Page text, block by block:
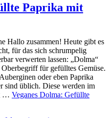
Paprika mit
Hallo zusammen! Heute gibt es
für das sich schrumpelig
verwerten lassen: „Dolma“
für gefülltes Gemüse.
oder eben Paprika
sind üblich. Diese werden im
… Veganes Dolma: Gefüllte